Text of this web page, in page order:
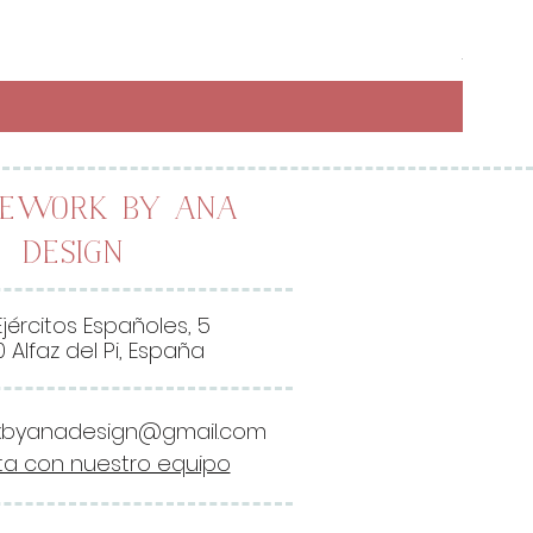
26,00
2
,
0
by Ana
Design
Españoles, 5
Alfaz del Pi, España
con nuestro equipo